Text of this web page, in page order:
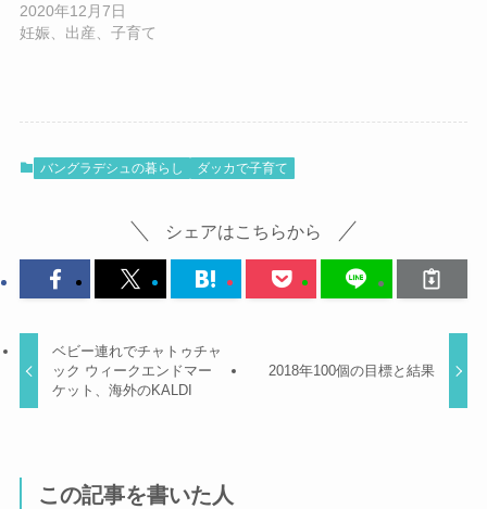
2020年12月7日
妊娠、出産、子育て
バングラデシュの暮らし ダッカで子育て
シェアはこちらから
ベビー連れでチャトゥチャ
ック ウィークエンドマー
ケット、海外のKALDI
2018年100個の目標と結果
この記事を書いた人